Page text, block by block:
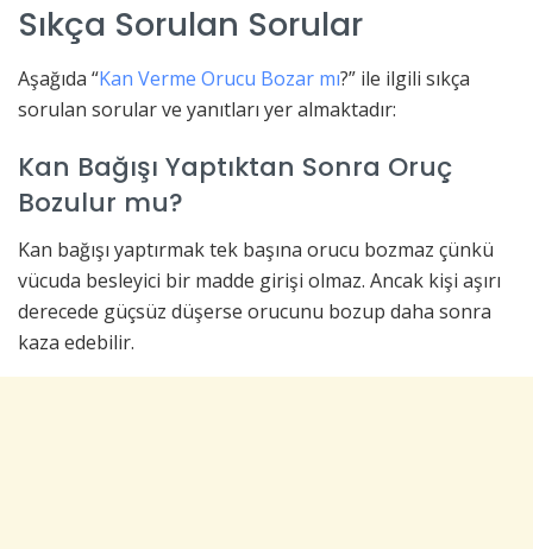
Sıkça Sorulan Sorular
Aşağıda “Kan Verme Orucu Bozar mı?” ile ilgili sıkça
sorulan sorular ve yanıtları yer almaktadır:
Kan Bağışı Yaptıktan Sonra Oruç
Bozulur mu?
Kan bağışı yaptırmak tek başına orucu bozmaz çünkü
vücuda besleyici bir madde girişi olmaz. Ancak kişi aşırı
derecede güçsüz düşerse orucunu bozup daha sonra
kaza edebilir.